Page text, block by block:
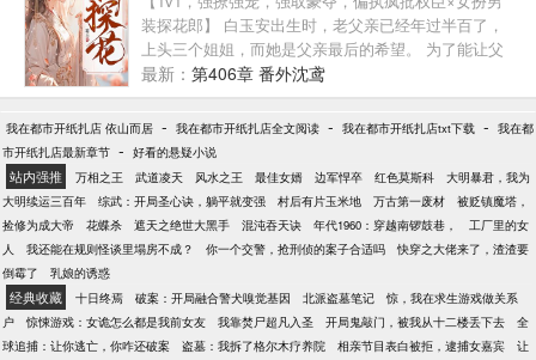
装探花郎】 白玉安出生时，老父亲已经年过半百了，
上头三个姐姐，而她是父亲最后的希望。 为了能让父
亲没有遗憾，母亲将她从小当作了男子，成了家里的
独苗苗。 高中探花那年，白玉安站在登高楼上，凭栏
了望着京城烟云，已做好将一生都献于朝廷。 而隔江
立于窗前对望的年轻权臣沈珏，却早已蛰伏在了暗
处，隐秘的窥探着那清正风雅下的媚色。 他要折了她
的傲骨，要让那白衣雅正的探花郎，心甘情愿的承
欢。 即便是不心甘情愿，他也有耐心一寸寸击溃她的
防线，让她不得不成为他的掌中笼雀，承受他的肆意
宠爱。
最新： 第406章 番外沈鸢
我在都市开纸扎店 依山而居 - 我在都市开纸扎店全文阅读 - 我在都市开纸扎店txt下载 - 我在都
市开纸扎店最新章节 - 好看的悬疑小说
站内强推 万相之王 武道凌天 风水之王 最佳女婿 边军悍卒 红色莫斯科
大明暴君，我为
大明续运三百年
综武：开局圣心诀，躺平就变强 村后有片玉米地 万古第一废材
被贬镇魔塔，
捡修为成大帝
花蝶杀 遮天之绝世大黑手 混沌吞天诀 年代1960：穿越南锣鼓巷，
工厂里的女
人
我还能在规则怪谈里塌房不成？ 你一个交警，抢刑侦的案子合适吗
快穿之大佬来了，渣渣要
倒霉了
乳娘的诱惑
经典收藏 十日终焉 破案：开局融合警犬嗅觉基因 北派盗墓笔记
惊，我在求生游戏做关系
户
惊悚游戏：女诡怎么都是我前女友 我靠焚尸超凡入圣 开局鬼敲门，被我从十二楼丢下去
全
球追捕：让你逃亡，你咋还破案
盗墓：我拆了格尔木疗养院 相亲节目表白被拒，逮捕女嘉宾
让